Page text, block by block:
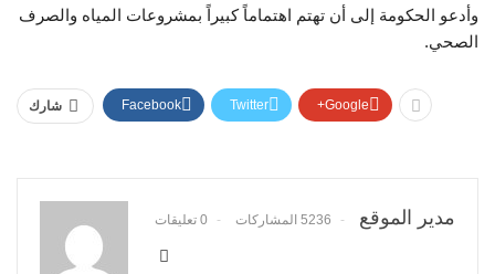
وأدعو الحكومة إلى أن تهتم اهتماماً كبيراً بمشروعات المياه والصرف
الصحي.
شارك Facebook Twitter Google+
مدير الموقع 5236 المشاركات 0 تعليقات